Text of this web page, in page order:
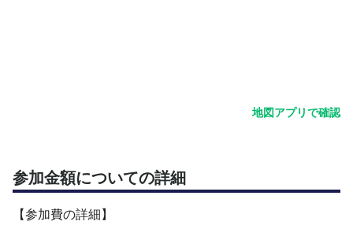
３名以上の場合は、新球を２セット分用意いたします。
ようお願いします
※手持ち状況により、他の試合球を利用する場合もござい
ます
地図アプリで確認
参加金額についての詳細
【参加費の詳細】